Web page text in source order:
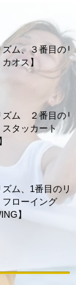
ズム、３番目のリ
オス】
ズム ２番目のリ
タッカート
ズム、1番目のリ
フローイング
】